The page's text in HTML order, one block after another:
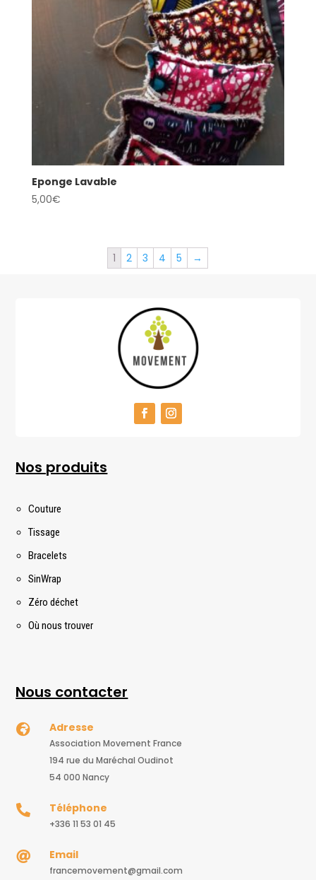
Eponge Lavable
5,00€
1 2 3 4 5 →
Nos produits
Couture
Tissage
Bracelets
SinWrap
Zéro déchet
Où nous trouver
Nous contacter
 Adresse
Association Movement France
194 rue du Maréchal Oudinot
54 000 Nancy
 Téléphone
+336 11 53 01 45
 Email
francemovement@gmail.com